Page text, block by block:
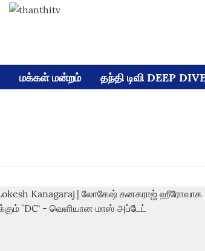
மக்கள் மன்றம் தந்தி டிவி DEEP